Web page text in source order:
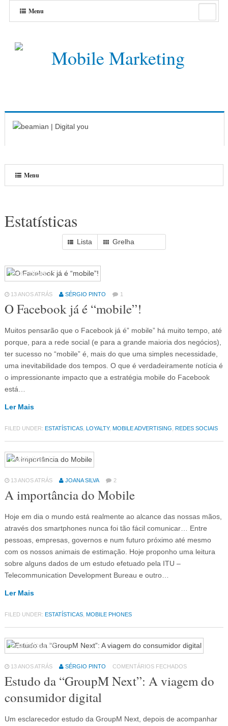
Menu
Menu
Estatísticas
Lista Grelha
Estatísticas15
13 ANOS ATRÁS SÉRGIO PINTO 1
O Facebook já é “mobile”!
Muitos pensarão que o Facebook já é” mobile” há muito tempo, até
porque, para a rede social (e para a grande maioria dos negócios),
ter sucesso no “mobile” é, mais do que uma simples necessidade,
uma inevitabilidade dos tempos. O que é verdadeiramente notícia é
o impressionante impacto que a estratégia mobile do Facebook
está…
Ler Mais
FILED UNDER: ESTATÍSTICAS, LOYALTY, MOBILE ADVERTISING REDES SOCIAIS
Estatísticas15
13 ANOS ATRÁS JOANA SILVA 2
A importância do Mobile
Hoje em dia o mundo está realmente ao alcance das nossas mãos,
através dos smartphones nunca foi tão fácil comunicar… Entre
pessoas, empresas, governos e num futuro próximo até mesmo
com os nossos animais de estimação. Hoje proponho uma leitura
sobre alguns dados de um estudo efetuado pela ITU –
Telecommunication Development Bureau e outro…
Ler Mais
FILED UNDER: ESTATÍSTICAS, MOBILE PHONES
Estatísticas 15
13 ANOS ATRÁS SÉRGIO PINTO COMENTÁRIOS FECHADOS
Estudo da “GroupM Next”: A viagem do
consumidor digital
Um esclarecedor estudo da GroupM Next, depois de acompanhar